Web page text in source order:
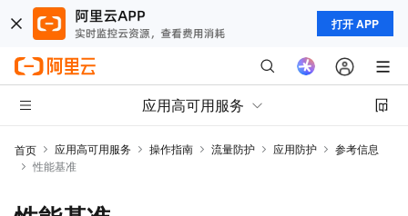
打开 APP
应用高可用服务
首页 应用高可用服务 操作指南 流量防护 应用防护
参考信息
性能基准